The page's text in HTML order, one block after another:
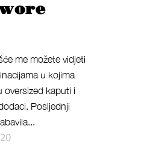
me možete vidjeti
u kojima
oversized kaputi i
Posljednji